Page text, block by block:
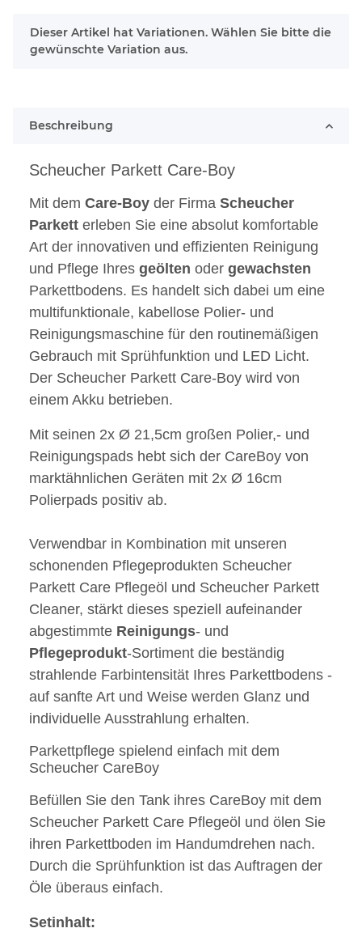
x
Dieser Artikel hat Variationen. Wählen Sie bitte die
gewünschte Variation aus.
Beschreibung
Scheucher Parkett Care-Boy
Mit dem Care-Boy der Firma Scheucher
Parkett erleben Sie eine absolut komfortable
Art der innovativen und effizienten Reinigung
und Pflege Ihres geölten oder gewachsten
Parkettbodens. Es handelt sich dabei um eine
multifunktionale, kabellose Polier- und
Reinigungsmaschine für den routinemäßigen
Gebrauch mit Sprühfunktion und LED Licht.
Der Scheucher Parkett Care-Boy wird von
einem Akku betrieben.
Mit seinen 2x Ø 21,5cm großen Polier,- und
Reinigungspads hebt sich der CareBoy von
marktähnlichen Geräten mit 2x Ø 16cm
Polierpads positiv ab.
Verwendbar in Kombination mit unseren
schonenden Pflegeprodukten Scheucher
Parkett Care Pflegeöl und Scheucher Parkett
Cleaner, stärkt dieses speziell aufeinander
abgestimmte Reinigungs- und
Pflegeprodukt-Sortiment die beständig
strahlende Farbintensität Ihres Parkettbodens -
auf sanfte Art und Weise werden Glanz und
individuelle Ausstrahlung erhalten.
Parkettpflege spielend einfach mit dem
Scheucher CareBoy
Befüllen Sie den Tank ihres CareBoy mit dem
Scheucher Parkett Care Pflegeöl und ölen Sie
ihren Parkettboden im Handumdrehen nach.
Durch die Sprühfunktion ist das Auftragen der
Öle überaus einfach.
Setinhalt: